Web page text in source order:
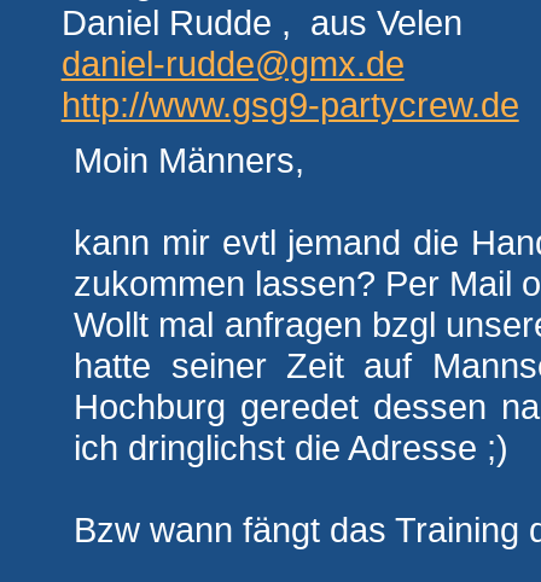
Daniel Rudde , aus Velen
daniel-rudde@gmx.de
http://www.gsg9-partycrew.de
Moin Männers,
kann mir evtl jemand die
zukommen lassen? Per Mail
Wollt mal anfragen bzgl
hatte seiner Zeit auf
Hochburg geredet dessen
ich dringlichst die Adresse ;)
Bzw wann fängt das Training